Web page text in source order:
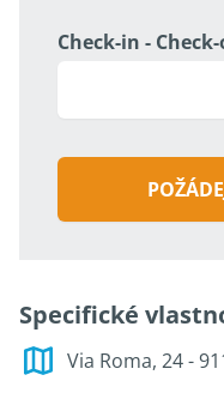
Check-in -
Specifické
Via Roma, 24 -